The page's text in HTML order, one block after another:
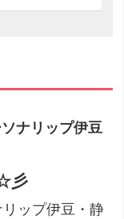
ナリップ伊豆
彡
ップ伊豆・静